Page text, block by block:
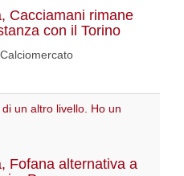
Cacciamani rimane
con il Torino
Fofana alternativa a